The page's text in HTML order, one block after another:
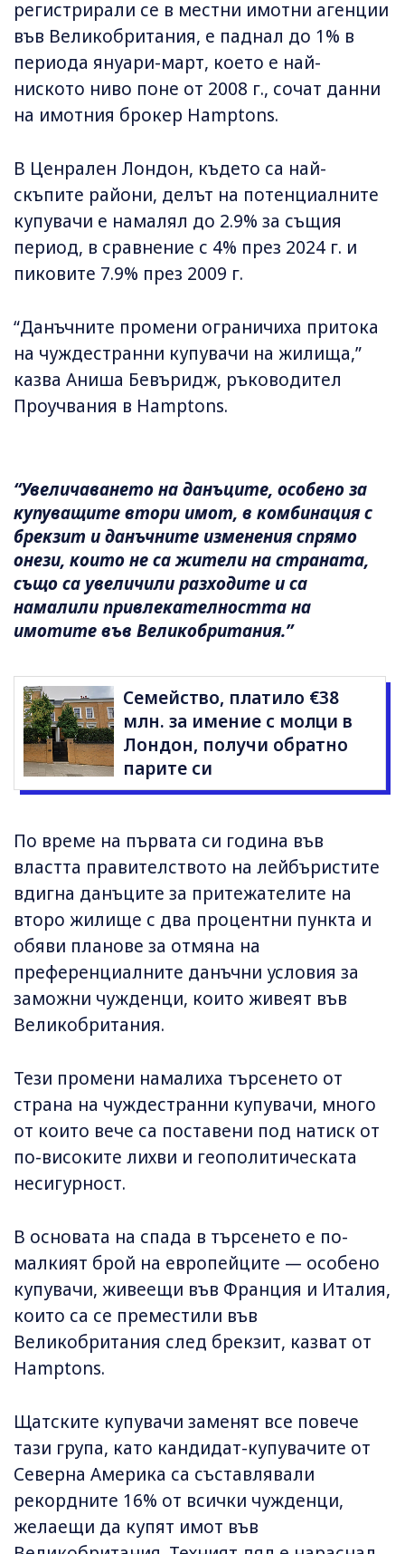
регистрирали се в местни имотни агенции
във Великобритания, е паднал до 1% в
периода януари-март, което е най-
ниското ниво поне от 2008 г., сочат данни
на имотния брокер Hamptons.
В Ценрален Лондон, където са най-
скъпите райони, делът на потенциалните
купувачи е намалял до 2.9% за същия
период, в сравнение с 4% през 2024 г. и
пиковите 7.9% през 2009 г.
“Данъчните промени ограничиха притока
на чуждестранни купувачи на жилища,”
казва Аниша Бевъридж, ръководител
Проучвания в Hamptons.
“Увеличаването на данъците, особено за
купуващите втори имот, в комбинация с
брекзит и данъчните изменения спрямо
онези, които не са жители на страната,
също са увеличили разходите и са
намалили привлекателността на
имотите във Великобритания.”
Семейство, платило €38
млн. за имение с молци в
Лондон, получи обратно
парите си
По време на първата си година във
властта правителството на лейбъристите
вдигна данъците за притежателите на
второ жилище с два процентни пункта и
обяви планове за отмяна на
преференциалните данъчни условия за
заможни чужденци, които живеят във
Великобритания.
Тези промени намалиха търсенето от
страна на чуждестранни купувачи, много
от които вече са поставени под натиск от
по-високите лихви и геополитическата
несигурност.
В основата на спада в търсенето е по-
малкият брой на европейците — особено
купувачи, живеещи във Франция и Италия,
които са се преместили във
Великобритания след брекзит, казват от
Hamptons.
Щатските купувачи заменят все повече
тази група, като кандидат-купувачите от
Северна Америка са съставлявали
рекордните 16% от всички чужденци,
желаещи да купят имот във